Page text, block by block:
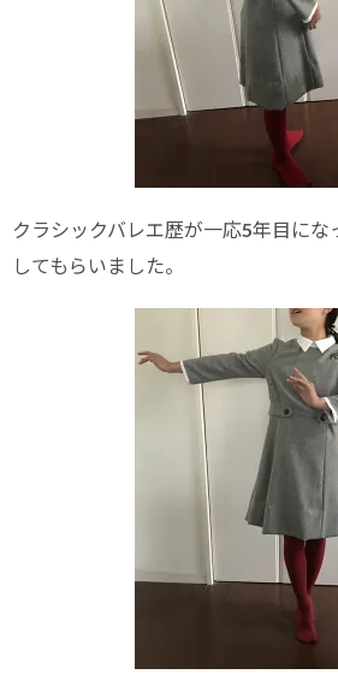
クラシックバレエ歴が一応5年目にな
してもらいました。